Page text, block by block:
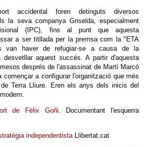
accidental foren detinguts diversos
la seva companya Griselda, especialment
(IPC), fins al punt que aquesta
a ser titllada per la premsa com la "ETA
van haver de refugiar-se a causa de la
aquest succés. A partir d'aquesta
després de l'assassinat de Martí Marcó
a configurar l'organització que més
Terra Lliure. Eren els anys dels inicis del
de Fèlix Goñi. Documentant l'esquerra
independentista Llibertat.cat